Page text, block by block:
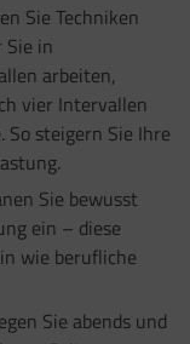
Sie Techniken
Sie in
arbeiten,
vier Intervallen
So steigern Sie Ihre
Sie bewusst
ein – diese
wie berufliche
Sie abends und